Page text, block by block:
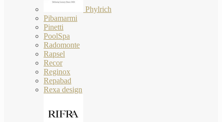
Phylrich
Pibamarmi
Pinetti
PoolSpa
Radomonte
Rapsel
Recor
Reginox
Repabad
Rexa design